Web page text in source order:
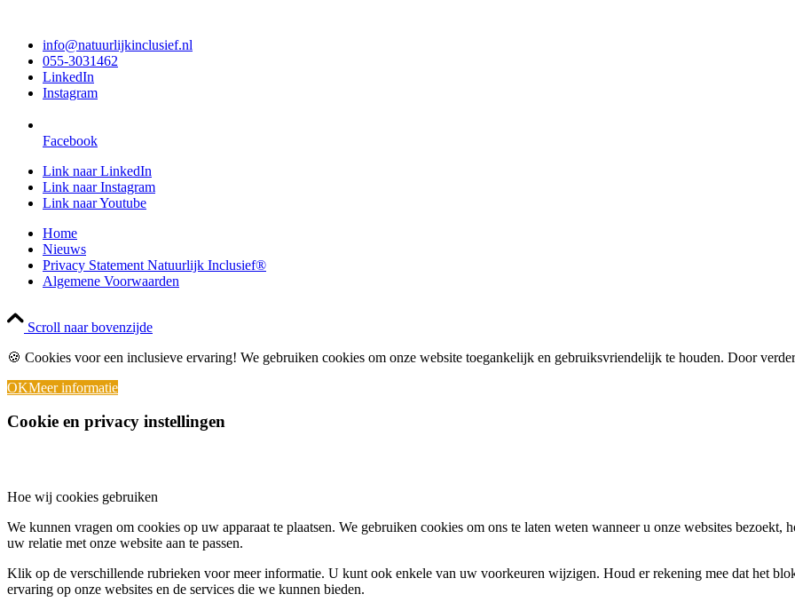
info@natuurlijkinclusief.nl
055-3031462
LinkedIn
Instagram
Facebook
Link naar LinkedIn
Link naar Instagram
Link naar Youtube
Home
Nieuws
Privacy Statement Natuurlijk Inclusief®
Algemene Voorwaarden
Scroll naar bovenzijde
🍪 Cookies voor een inclusieve ervaring! We gebruiken cookies om onze website toegankelijk en gebruiksvriendelijk te houden. Door
OKMeer informatie
Cookie en privacy instellingen
Hoe wij cookies gebruiken
We kunnen vragen om cookies op uw apparaat te plaatsen. We gebruiken cookies om ons te laten weten wanneer u onze websites
uw relatie met onze website aan te passen.
Klik op de verschillende rubrieken voor meer informatie. U kunt ook enkele van uw voorkeuren wijzigen. Houd er rekening mee dat het
ervaring op onze websites en de services die we kunnen bieden.